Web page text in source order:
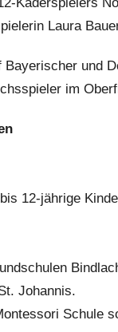
Laura
Bayerischer und
im
12-jährige
Johannis.
Schule